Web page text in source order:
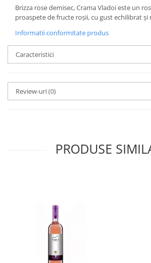
Brizza rose demisec, Crama Vladoi este un
proaspete de fructe roşii, cu gust echilibrat şi
Informatii conformitate produs
Caracteristici
Review-uri(0)
PRODUSE